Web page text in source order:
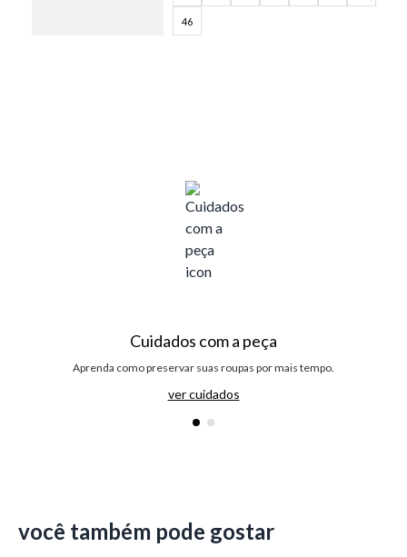
46
Cuidados com a peça
Aprenda como preservar suas roupas por mais tempo.
ver cuidados
você também pode gostar